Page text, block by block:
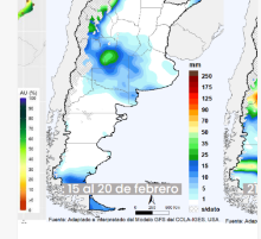
Accidente
joven de
5
Los precios
La Pampa,
entre 857 a